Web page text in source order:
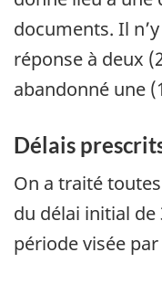
documents. Il
réponse à deux
abandonné une
Délais
On a traité
du délai initial de
période visée